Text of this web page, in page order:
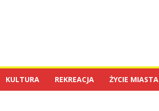
KULTURA REKREACJA ŻYCIE MIASTA